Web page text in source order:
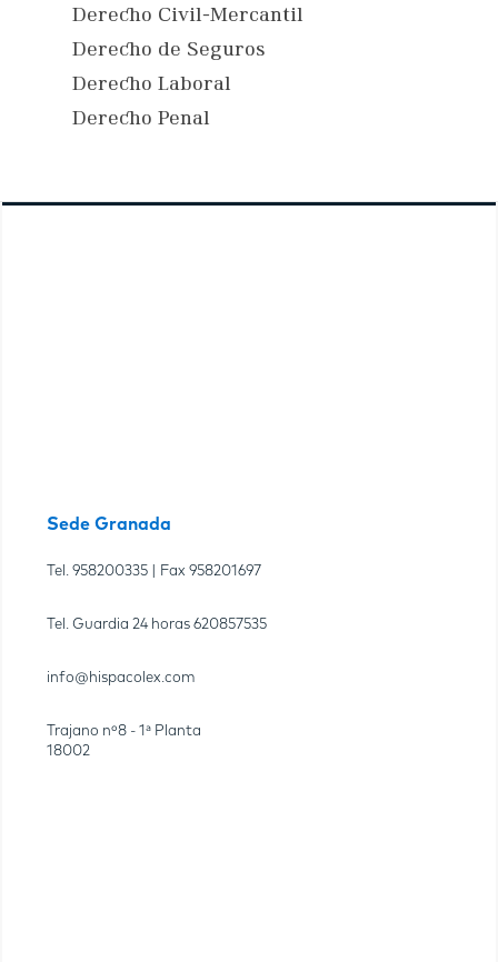
Derecho Civil-Mercantil
Derecho de Seguros
Derecho Laboral
Derecho Penal
Sede Granada
Tel. 958200335 | Fax 958201697
Tel. Guardia 24 horas 620857535
info@hispacolex.com
Trajano nº8 - 1ª Planta
18002